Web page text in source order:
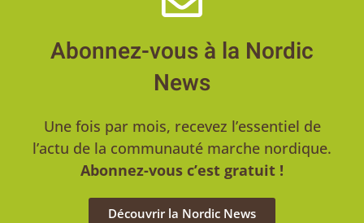
Abonnez-vous à la Nordic
News
Une fois par mois, recevez l’essentiel de
l’actu de la communauté marche nordique.
Abonnez-vous c’est gratuit !
Découvrir la Nordic News